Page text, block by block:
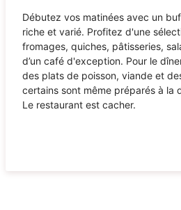
Débutez vos matinées avec un
riche et varié. Profitez d'une
fromages, quiches, pâtisseries,
d’un café d'exception. Pour le
des plats de poisson, viande et
certains sont même préparés à la
Le restaurant est cacher.